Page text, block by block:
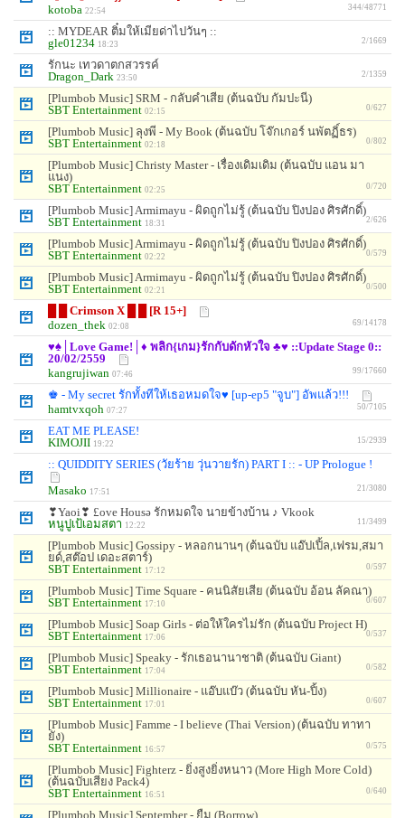
kotoba 22:54 344/48771
:: MYDEAR ติ๋มให้เมียด่าไปวันๆ ::
gle01234 18:23 2/1669
รักนะ เทวดาตกสวรรค์
Dragon_Dark 23:50 2/1359
[Plumbob Music] SRM - กลับคำเสีย (ต้นฉบับ กัมปะนี)
SBT Entertainment 02:15 0/627
[Plumbob Music] ลุงพี - My Book (ต้นฉบับ โจ๊กเกอร์ นพัตฏิ์ธร)
SBT Entertainment 02:18 0/802
[Plumbob Music] Christy Master - เรื่องเดิมเดิม (ต้นฉบับ แอน มา
แนง)
SBT Entertainment 02:25 0/720
[Plumbob Music] Armimayu - ผิดถูกไม่รู้ (ต้นฉบับ ปิงปอง ศิรศักดิ์)
SBT Entertainment 18:31 2/626
[Plumbob Music] Armimayu - ผิดถูกไม่รู้ (ต้นฉบับ ปิงปอง ศิรศักดิ์)
SBT Entertainment 02:22 0/579
[Plumbob Music] Armimayu - ผิดถูกไม่รู้ (ต้นฉบับ ปิงปอง ศิรศักดิ์)
SBT Entertainment 02:21 0/500
█ █ Crimson X █ █ [R 15+]
dozen_thek 02:08 69/14178
♥♠│Love Game!│♦ พลิก{เกม}รักกับดักหัวใจ ♣♥ ::Update Stage 0::
20/02/2559
kangrujiwan 07:46 99/17660
♚ - My secret รักทั้งทีให้เธอหมดใจ♥ [up-ep5 "จูบ"] อัพแล้ว!!!
hamtvxqoh 07:27 50/7105
EAT ME PLEASE!
KIMOJII 19:22 15/2939
:: QUIDDITY SERIES (วัยร้าย วุ่นวายรัก) PART I :: - UP Prologue !
Masako 17:51 21/3080
❣Yaoi❣ £ove Housә รักหมดใจ นายข้างบ้าน ♪ Vkook
หนูปูเป้เอมสตา 12:22 11/3499
[Plumbob Music] Gossipy - หลอกนานๆ (ต้นฉบับ แอ๊ปเปิ้ล,เฟรม,สมา
ยด์,สต๊อป เดอะสตาร์)
SBT Entertainment 17:12 0/597
[Plumbob Music] Time Square - คนนิสัยเสีย (ต้นฉบับ อ้อน ลัคณา)
SBT Entertainment 17:10 0/607
[Plumbob Music] Soap Girls - ต่อให้ใครไม่รัก (ต้นฉบับ Project H)
SBT Entertainment 17:06 0/537
[Plumbob Music] Speaky - รักเธอนานาชาติ (ต้นฉบับ Giant)
SBT Entertainment 17:04 0/582
[Plumbob Music] Millionaire - แอ๊บแบ๊ว (ต้นฉบับ หัน-ปิ้ง)
SBT Entertainment 17:01 0/607
[Plumbob Music] Famme - I believe (Thai Version) (ต้นฉบับ ทาทา
ยัง)
SBT Entertainment 16:57 0/575
[Plumbob Music] Fighterz - ยิ่งสูงยิ่งหนาว (More High More Cold)
(ต้นฉบับเสียง Pack4)
SBT Entertainment 16:51 0/640
[Plumbob Music] September - ยืม (Borrow)